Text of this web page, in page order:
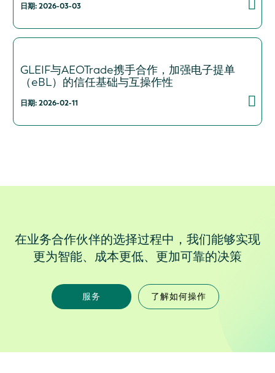
日期: 2026-03-03
GLEIF与AEOTrade携手合作，加强电子提单
（eBL）的信任基础与互操作性
日期: 2026-02-11
在业务合作伙伴的选择过程中，我们能够实现
更为智能、成本更低、更加可靠的决策
服务 了解如何操作